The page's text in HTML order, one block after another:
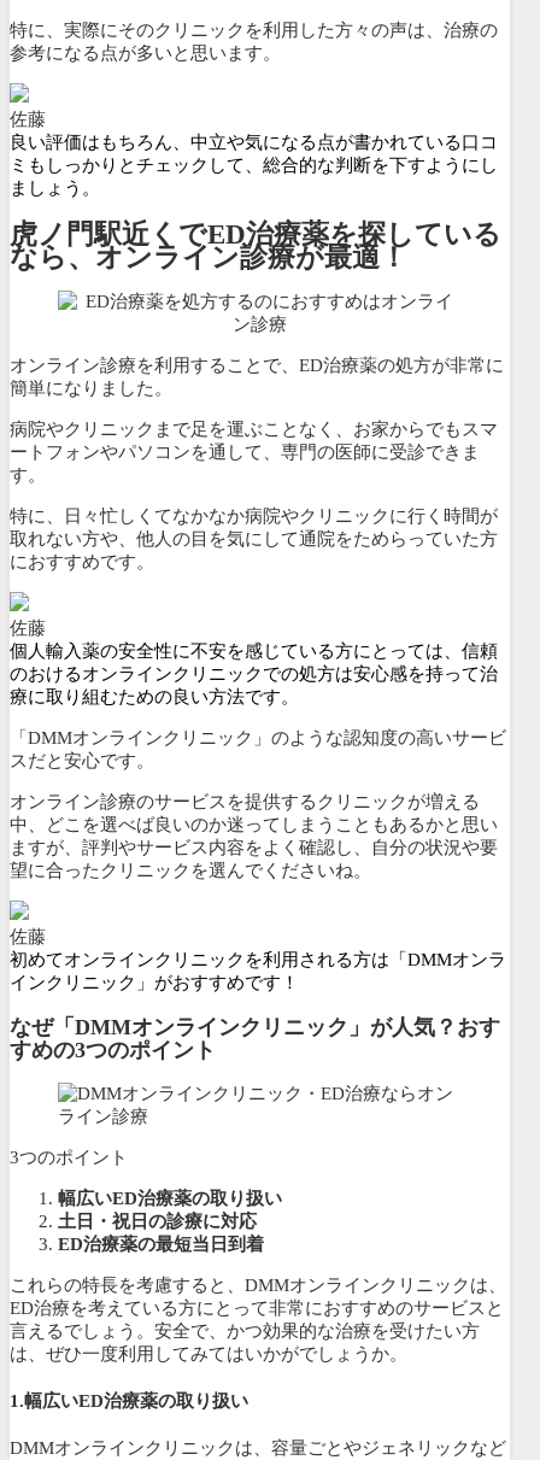
特に、実際にそのクリニックを利用した方々の声は、治療の
参考になる点が多いと思います。
佐藤
良い評価はもちろん、中立や気になる点が書かれている口コ
ミもしっかりとチェックして、総合的な判断を下すようにし
ましょう。
虎ノ門駅近くでED治療薬を探している
なら、オンライン診療が最適！
オンライン診療を利用することで、ED治療薬の処方が非常に
簡単になりました。
病院やクリニックまで足を運ぶことなく、 お家からでもスマ
ートフォンやパソコンを通して、専門の医師に受診できま
す。
特に、
日々忙しくてなかなか病院やクリニックに行く時間が
取れない方や、他人の目を気にして通院をためらっていた方
におすすめです。
佐藤
個人輸入薬の安全性に不安を感じている方にとっては、信頼
のおけるオンラインクリニックでの処方は安心感を持って治
療に取り組むための良い方法です。
「DMMオンラインクリニック」のような認知度の高いサービ
スだと安心です。
オンライン診療のサービスを提供するクリニックが増える
中、どこを選べば良いのか迷ってしまうこともあるかと思い
ますが、評判やサービス内容をよく確認し、自分の状況や要
望に合ったクリニックを選んでくださいね。
佐藤
初めてオンラインクリニックを利用される方は「DMMオンラ
インクリニック」がおすすめです！
なぜ「DMMオンラインクリニック」が人気？おす
すめの3つのポイント
3つのポイント
幅広いED治療薬の取り扱い
土日・祝日の診療に対応
ED治療薬の最短当日到着
これらの特長を考慮すると、DMMオンラインクリニックは、
ED治療を考えている方にとって非常におすすめのサービスと
言えるでしょう。安全で、かつ効果的な治療を受けたい方
は、ぜひ一度利用してみてはいかがでしょうか。
1.幅広いED治療薬の取り扱い
DMMオンラインクリニックは、容量ごとやジェネリックなど